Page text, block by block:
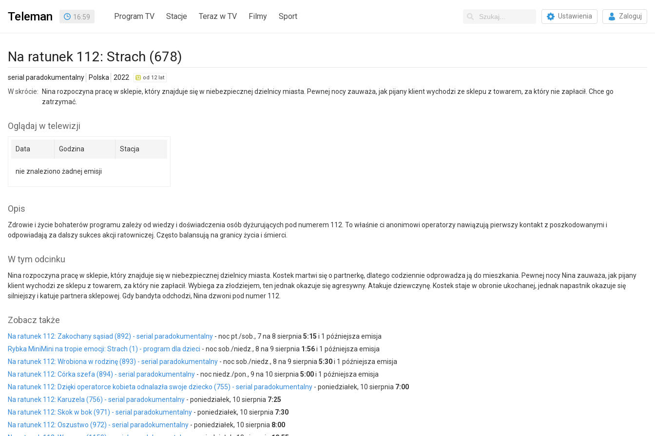
Teleman 16:59 Program TV Stacje Teraz w TV Filmy Sport Ustawienia Zaloguj
Na ratunek 112: Strach (678)
serial paradokumentalny Polska 2022 od 12 lat
W skrócie:
Nina rozpoczyna pracę w sklepie, który znajduje się w niebezpiecznej dzielnicy miasta. Pewnej nocy zauważa, jak pijany klient wychodzi ze sklepu z towarem, za który nie zapłacił. Chce go
zatrzymać.
Oglądaj w telewizji
Data Godzina Stacja
nie znaleziono żadnej emisji
Opis
Zdrowie i życie bohaterów programu zależy od wiedzy i doświadczenia osób dyżurujących pod numerem 112. To właśnie ci anonimowi operatorzy nawiązują pierwszy kontakt z poszkodowanymi i
odpowiadają za dalszy sukces akcji ratowniczej. Często balansują na granicy życia i śmierci.
W tym odcinku
Nina rozpoczyna pracę w sklepie, który znajduje się w niebezpiecznej dzielnicy miasta. Kostek martwi się o partnerkę, dlatego codziennie odprowadza ją do mieszkania. Pewnej nocy Nina zauważa, jak pijany
klient wychodzi ze sklepu z towarem, za który nie zapłacił. Wybiega za złodziejem, ten jednak okazuje się agresywny. Atakuje dziewczynę. Kostek staje w obronie ukochanej, jednak napastnik okazuje się
silniejszy i katuje partnera sklepowej. Gdy bandyta odchodzi, Nina dzwoni pod numer 112.
Zobacz także
Na ratunek 112: Zakochany sąsiad (892) - serial paradokumentalny - noc pt./sob., 7 na 8 sierpnia 5:15 i 1 późniejsza emisja
Rybka MiniMini na tropie emocji: Strach (1) - program dla dzieci - noc sob./niedz., 8 na 9 sierpnia 1:56i 1 późniejsza emisja
Na ratunek 112: Wrobiona w rodzinę (893) - serial paradokumentalny - noc sob./niedz., 8 na 9 sierpnia 5:30i 1 późniejsza emisja
Na ratunek 112: Córka szefa (894) - serial paradokumentalny - noc niedz./pon., 9 na 10 sierpnia 5:00i 1 późniejsza emisja
Na ratunek 112: Dzięki operatorce kobieta odnalazła swoje dziecko (755) - serial paradokumentalny - poniedziałek, 10 sierpnia 7:00
Na ratunek 112: Karuzela (756) - serial paradokumentalny - poniedziałek, 10 sierpnia 7:25
Na ratunek 112: Skok w bok (971) - serial paradokumentalny - poniedziałek, 10 sierpnia 7:30
Na ratunek 112: Oszustwo (972) - serial paradokumentalny - poniedziałek, 10 sierpnia 8:00